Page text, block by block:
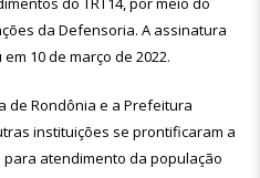
da Defensoria. A assinatura
10 de março de 2022.
de Rondônia e a Prefeitura
instituições se prontificaram a
atendimento da população